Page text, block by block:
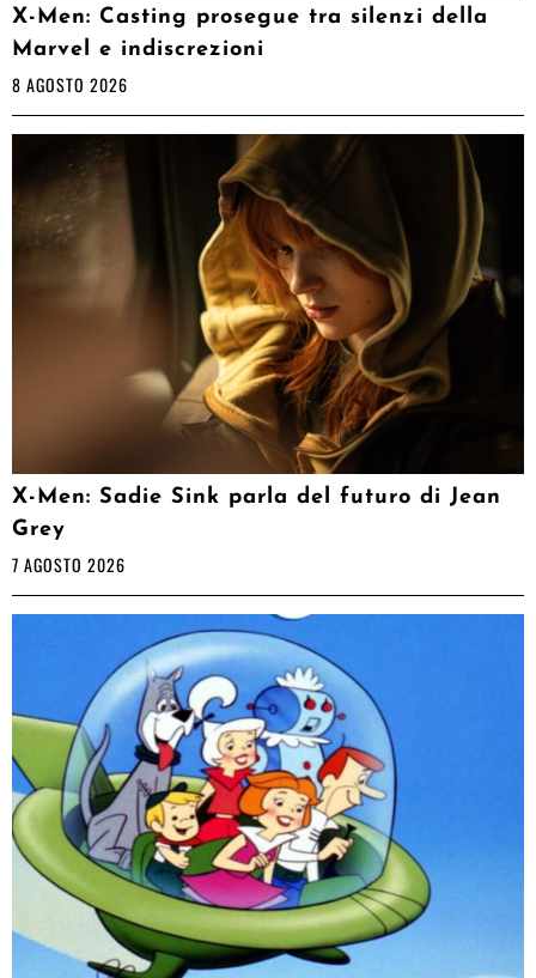
X-Men: Casting prosegue tra silenzi della
Marvel e indiscrezioni
8 AGOSTO 2026
X-Men: Sadie Sink parla del futuro di Jean
Grey
7 AGOSTO 2026